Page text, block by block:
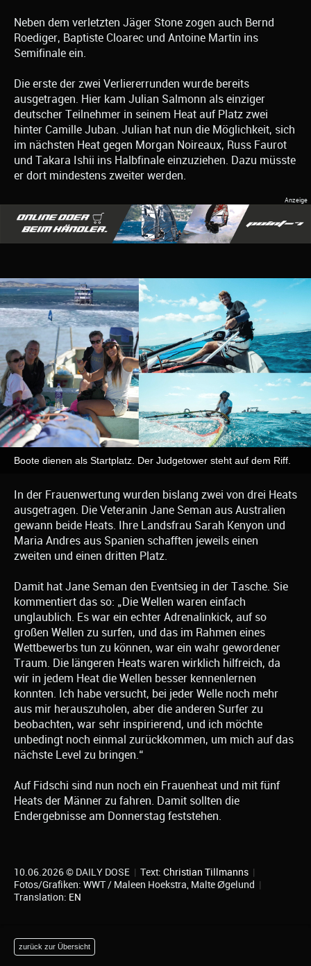
Neben dem verletzten Jäger Stone zogen auch Bernd
Roediger, Baptiste Cloarec und Antoine Martin ins
Semifinale ein.
Die erste der zwei Verliererrunden wurde bereits
ausgetragen. Hier kam Julian Salmonn als einziger
deutscher Teilnehmer in seinem Heat auf Platz zwei
hinter Camille Juban. Julian hat nun die Möglichkeit, sich
im nächsten Heat gegen Morgan Noireaux, Russ Faurot
und Takara Ishii ins Halbfinale einzuziehen. Dazu müsste
er dort mindestens zweiter werden.
Boote dienen als Startplatz. Der Judgetower steht auf dem Riff.
In der Frauenwertung wurden bislang zwei von drei Heats
ausgetragen. Die Veteranin Jane Seman aus Australien
gewann beide Heats. Ihre Landsfrau Sarah Kenyon und
Maria Andres aus Spanien schafften jeweils einen
zweiten und einen dritten Platz.
Damit hat Jane Seman den Eventsieg in der Tasche. Sie
kommentiert das so: „Die Wellen waren einfach
unglaublich. Es war ein echter Adrenalinkick, auf so
großen Wellen zu surfen, und das im Rahmen eines
Wettbewerbs tun zu können, war ein wahr gewordener
Traum. Die längeren Heats waren wirklich hilfreich, da
wir in jedem Heat die Wellen besser kennenlernen
konnten. Ich habe versucht, bei jeder Welle noch mehr
aus mir herauszuholen, aber die anderen Surfer zu
beobachten, war sehr inspirierend, und ich möchte
unbedingt noch einmal zurückkommen, um mich auf das
nächste Level zu bringen.“
Auf Fidschi sind nun noch ein Frauenheat und mit fünf
Heats der Männer zu fahren. Damit sollten die
Endergebnisse am Donnerstag feststehen.
10.06.2026 © DAILY DOSE | Text: Christian Tillmanns |
Fotos/Grafiken: WWT / Maleen Hoekstra, Malte Øgelund |
Translation: EN
zurück zur Übersicht